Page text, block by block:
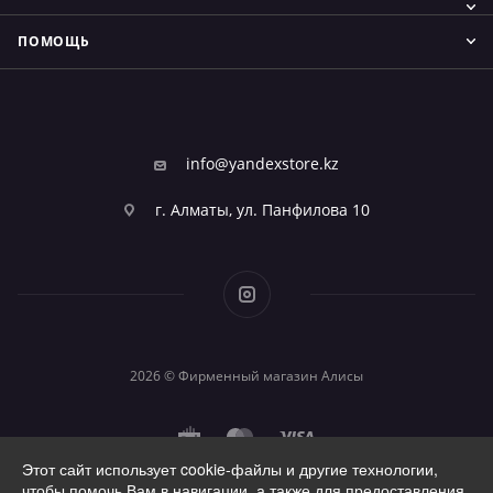
ПОМОЩЬ
info@yandexstore.kz
г. Алматы, ул. Панфилова 10
2026 © Фирменный магазин Алисы
Этот сайт использует cookie-файлы и другие технологии,